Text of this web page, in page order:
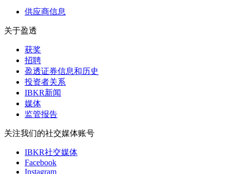
供应商信息
关于盈透
获奖
招聘
盈透证券信息和历史
投资者关系
IBKR新闻
媒体
监管报告
关注我们的社交媒体账号
IBKR社交媒体
Facebook
Instagram